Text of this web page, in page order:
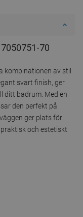
70
kombinationen av stil
svart finish, ger
ditt badrum. Med en
den perfekt på
ger plats för
och estetiskt